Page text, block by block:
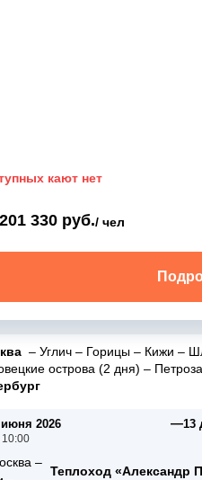
кают нет
201 330 руб./ чел
– Углич – Горицы – Кижи –
острова (2 дня) –
2026
10:00
—13
Теплоход «Александр